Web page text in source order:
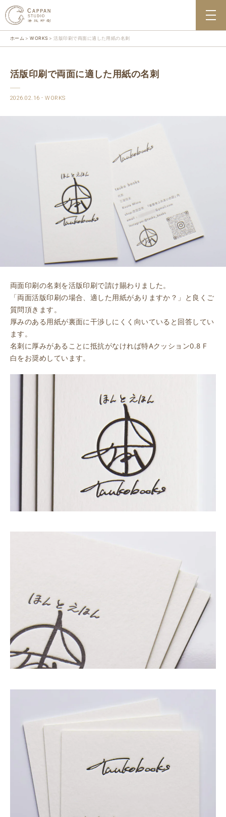
ホーム WORKS 活版印刷で両面に適した用紙の名刺
活版印刷で両面に適した用紙の名刺
2026.02.16 WORKS
両面印刷の名刺を活版印刷で請け賜わりました。
「両面活版印刷の場合、適した用紙がありますか？」と良くご
質問頂きます。
厚みのある用紙が裏面に干渉しにくく向いていると回答してい
ます。
名刺に厚みがあることに抵抗がなければ特Aクッション0.8 F
白をお奨めしています。